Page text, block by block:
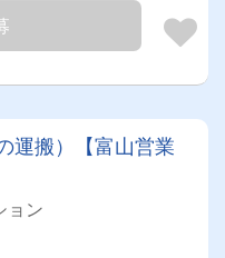
運搬）【富山営業
ョン